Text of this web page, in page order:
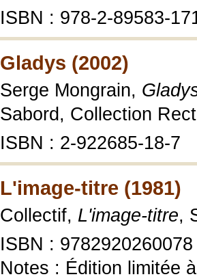
ISBN : 978-2-89583-
Gladys (2002)
Serge Mongrain,
Sabord, Collection
ISBN : 2-922685-18-7
L'image-titre (1981)
Collectif, L'image-titre,
ISBN : 9782920260078
Notes : Édition limitée